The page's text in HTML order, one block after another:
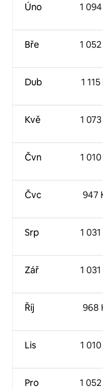
Úno
Bře
Dub
Kvě
Čvn
Čvc
Srp
Zář
Říj
Lis
Pro
1
1
1
1
1
947
1
1
968
1
1